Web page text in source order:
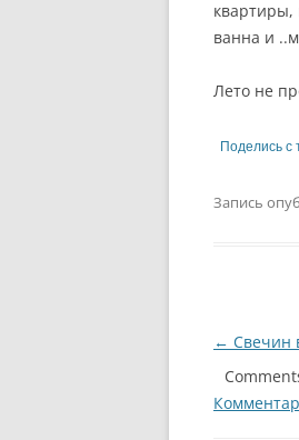
квартиры,
ванна и
Лето не
Поделись с
Запись
по
записям
← Свечин